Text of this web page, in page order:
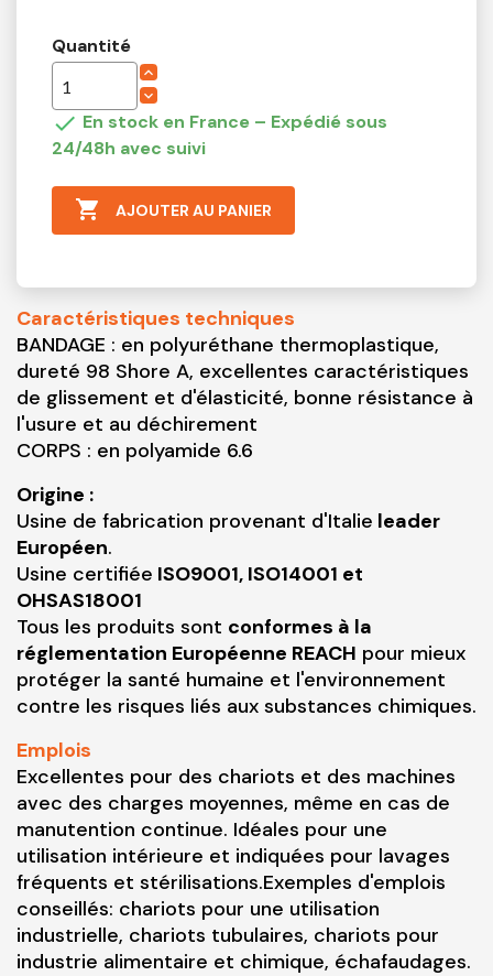
Quantité
 En stock en France – Expédié sous
24/48h avec suivi
 AJOUTER AU PANIER
Caractéristiques techniques
BANDAGE : en polyuréthane thermoplastique,
dureté 98 Shore A, excellentes caractéristiques
de glissement et d'élasticité, bonne résistance à
l'usure et au déchirement
CORPS : en polyamide 6.6
Origine :
Usine de fabrication provenant d'Italie leader
Européen.
Usine certifiée ISO9001, ISO14001 et
OHSAS18001
Tous les produits sont conformes à la
réglementation Européenne REACH pour mieux
protéger la santé humaine et l'environnement
contre les risques liés aux substances chimiques.
Emplois
Excellentes pour des chariots et des machines
avec des charges moyennes, même en cas de
manutention continue. Idéales pour une
utilisation intérieure et indiquées pour lavages
fréquents et stérilisations.Exemples d'emplois
conseillés: chariots pour une utilisation
industrielle, chariots tubulaires, chariots pour
industrie alimentaire et chimique, échafaudages.